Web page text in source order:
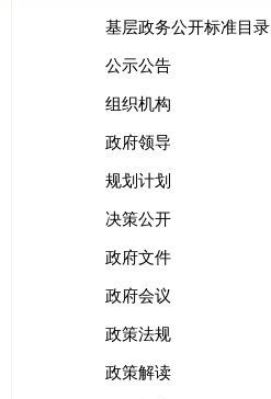
基层政务公开标准目录
公示公告
组织机构
政府领导
规划计划
决策公开
政府文件
政府会议
政策法规
政策解读